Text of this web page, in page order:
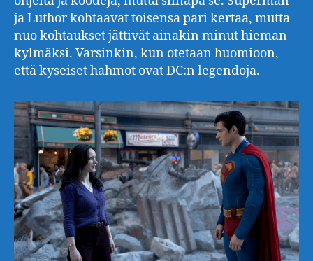
ja Luthor kohtaavat toisensa pari kertaa, mutta
nuo kohtaukset jättivät ainakin minut hieman
kylmäksi. Varsinkin, kun otetaan huomioon,
että kyseiset hahmot ovat DC:n legendoja.